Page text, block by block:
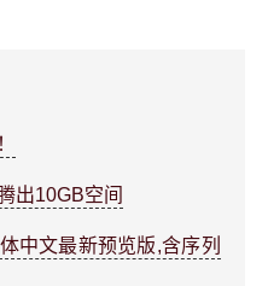
出10GB空间
中文最新预览版,含序列